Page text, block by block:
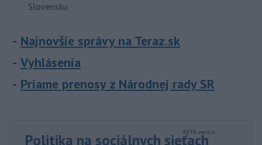
Slovensku
Najnovšie správy na Teraz.sk
Vyhlásenia
Priame prenosy z Národnej rady SR
Politika na sociálnych sieťach